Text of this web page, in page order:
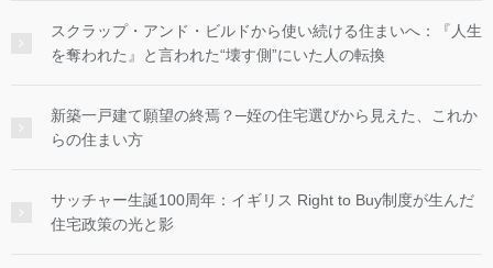
スクラップ・アンド・ビルドから使い続ける住まいへ：『人生
を奪われた』と言われた“壊す側”にいた人の転換
新築一戸建て願望の終焉？─姪の住宅選びから見えた、これか
らの住まい方
サッチャー生誕100周年：イギリス Right to Buy制度が生んだ
住宅政策の光と影